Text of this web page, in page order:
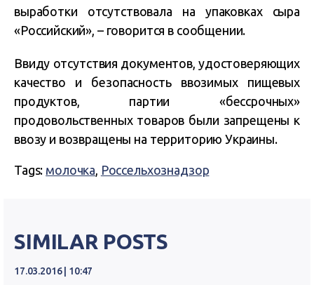
выработки отсутствовала на упаковках сыра
«Российский», – говорится в сообщении.
Ввиду отсутствия документов, удостоверяющих
качество и безопасность ввозимых пищевых
продуктов, партии «бессрочных»
продовольственных товаров были запрещены к
ввозу и возвращены на территорию Украины.
Tags: молочка, Россельхознадзор
SIMILAR POSTS
17.03.2016 | 10:47